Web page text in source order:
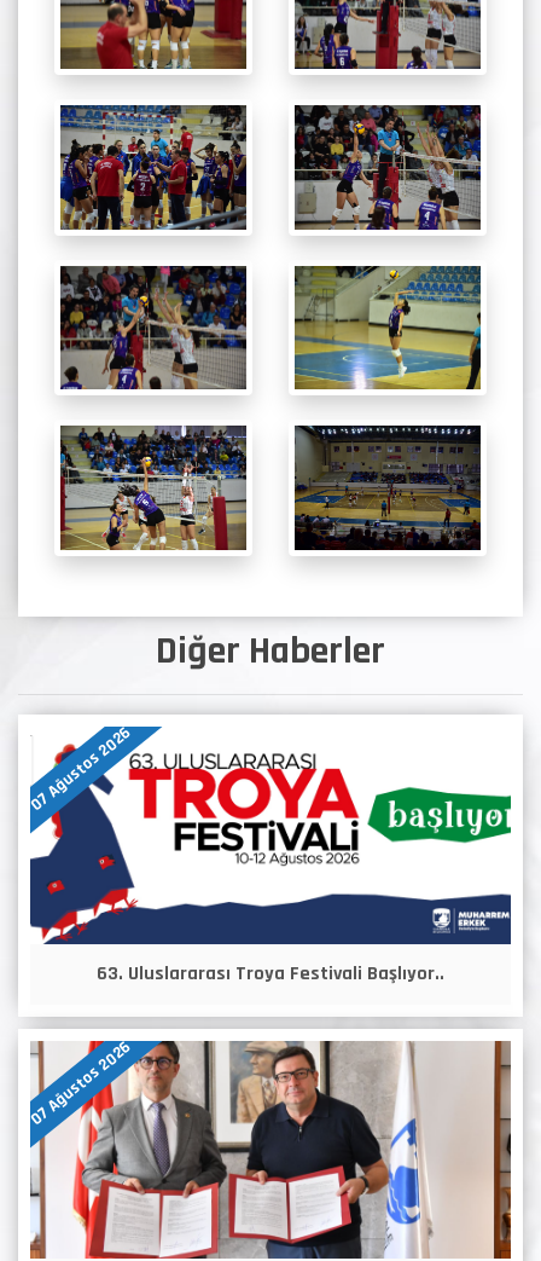
Diğer Haberler
07 Ağustos 2026
63. Uluslararası Troya Festivali Başlıyor..
07 Ağustos 2026